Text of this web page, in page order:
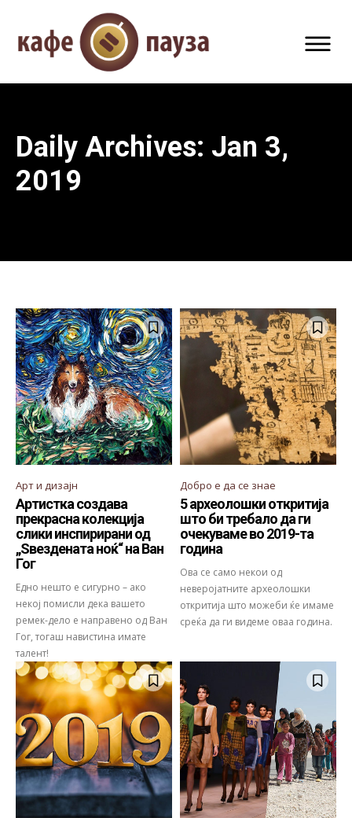
Daily Archives: Jan 3,
2019
Арт и дизајн
Артистка создава
прекрасна колекција
слики инспирирани од
„Ѕвездената ноќ“ на Ван
Гог
Едно нешто е сигурно – ако
некој помисли дека вашето
ремек-дело е направено од Ван
Гог, тогаш навистина имате
талент!
Добро е да се знае
5 археолошки откритија
што би требало да ги
очекуваме во 2019-та
година
Ова се само некои од
неверојатните археолошки
откритија што можеби ќе имаме
среќа да ги видеме оваа година.